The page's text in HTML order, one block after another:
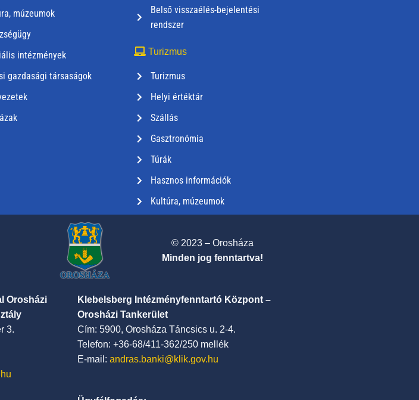
múzeumok
intézmények
gazdasági társaságok
Belső visszaélés-bejelentési
rendszer
Turizmus
Turizmus
Helyi értéktár
Szállás
Gasztronómia
Túrák
Hasznos információk
Kultúra, múzeumok
© 2023 – Orosháza
Minden jog fenntartva!
Orosházi
3.
Klebelsberg Intézményfenntartó Központ –
Orosházi Tankerület
Cím: 5900, Orosháza Táncsics u. 2-4.
Telefon: +36-68/411-362/250 mellék
E-mail: andras.banki@klik.gov.hu